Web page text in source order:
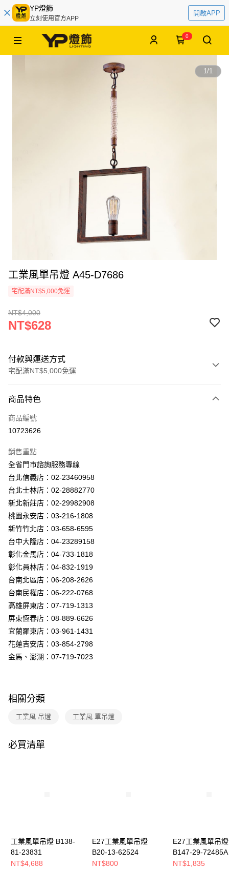
YP燈飾
立刻使用官方APP
開啟APP
0
1/1
工業風單吊燈 A45-D7686
宅配滿NT$5,000免運
NT$4,000
NT$628
付款與運送方式
宅配滿NT$5,000免運
信用卡一次付款
LINE Pay
街口支付
悠遊付
Google Pay
全盈+PAY
AFTEE先享後付
相關說明
【關於「AFTEE先享後付」】
AFTEE先享後付是「在收到商品之後才付款」的支付方式。 讓您購物簡單
便利好安心！
１．簡單：不需註冊會員、不需綁卡、不需儲值。
３．安心：先確認商品／服務後，再付款。
【「AFTEE先享後付」結帳流程】
１．於結帳方式選擇「AFTEE先享後付」後，將跳轉至「AFTEE先享後付」
結帳頁面，進行簡訊認證並確認金額後，即可完成結帳。
２．訂單成立數日內，您將收到繳費通知簡訊。
後付繳納相關費用。
是否繳費成功／繳費後需取消欲退款等相關疑問，請聯繫「AFTEE先享後付
【注意事項】
時審查核予不同之上限額度；若仍有額度不足之情形，本公司將視審查結果
請求用戶進行身份認證。
恩沛科技股份有限公司將有權停止該用戶之使用額度並採取法律行動。
ATM付款
運送方式
新竹貨運宅配
商品特色
商品編號
10723626
銷售重點
全省門市諮詢服務專線
台北信義店：02-23460958
台北士林店：02-28882770
新北新莊店：02-29982908
桃園永安店：03-216-1808
新竹竹北店：03-658-6595
台中大隆店：04-23289158
彰化金馬店：04-733-1818
彰化員林店：04-832-1919
台南北區店：06-208-2626
台南民權店：06-222-0768
高雄屏東店：07-719-1313
屏東恆春店：08-889-6626
宜蘭羅東店：03-961-1431
花蓮吉安店：03-854-2798
金馬、澎湖：07-719-7023
相關分類
工業風 吊燈 工業風 單吊燈
必買清單
工業風單吊燈 B138-
81-23831
NT$4,688
E27工業風單吊燈
B20-13-62524
NT$800
E27工業風單吊燈
B147-29-72485A
72485B
NT$1,835